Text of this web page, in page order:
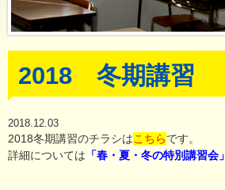
2018 冬期講習
2018.12.03
2018冬期講習のチラシはこちらです。
詳細については 「春・夏・冬の特別講習会」